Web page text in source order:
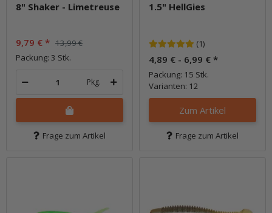
8" Shaker - Limetreuse
9,79 € * 13,99 €
Packung: 3 Stk.
Pkg.
Frage zum Artikel
1.5" HellGies
(1)
4,89 € - 6,99 € *
Packung: 15 Stk.
Varianten: 12
Zum Artikel
Frage zum Artikel